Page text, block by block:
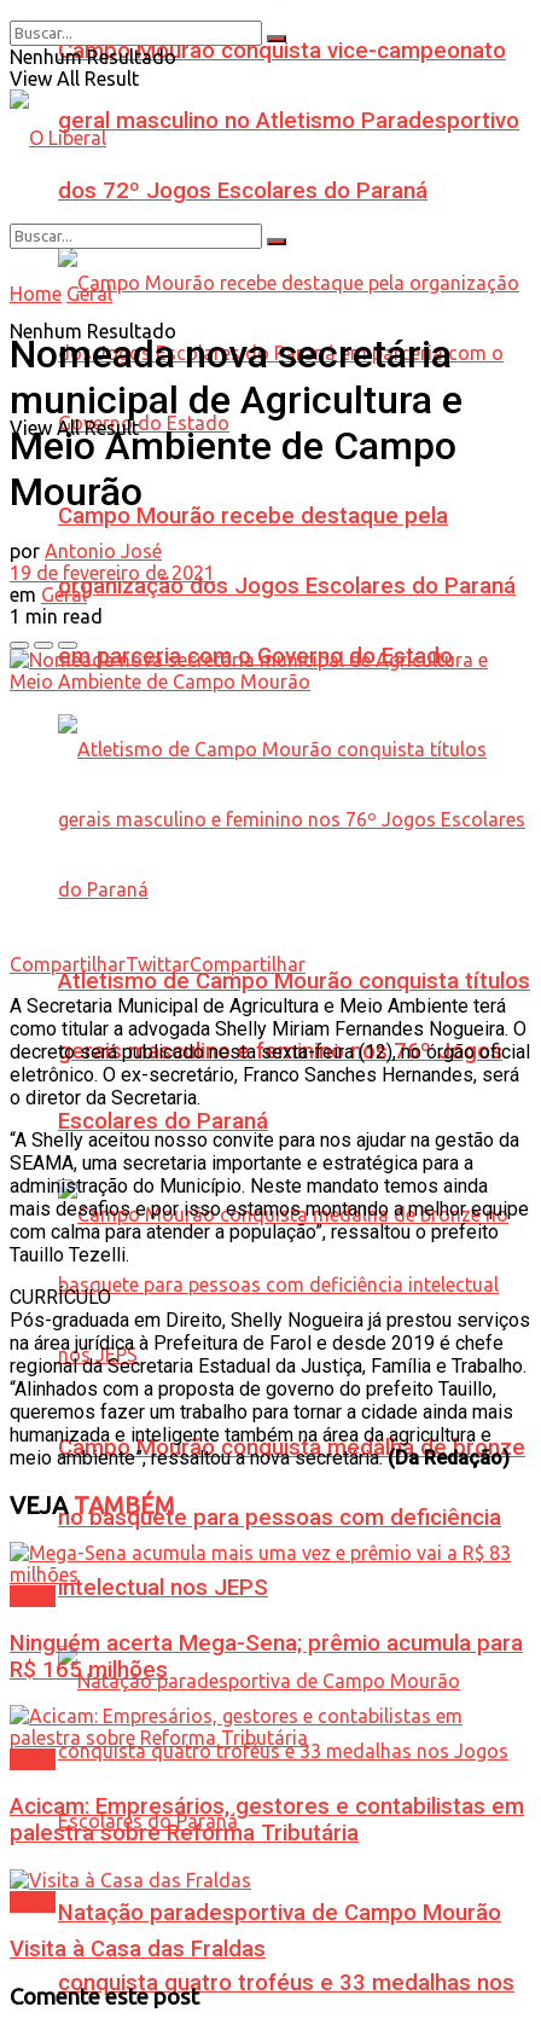
Campo Mourão conquista vice-campeonato
geral masculino no Atletismo Paradesportivo
dos 72º Jogos Escolares do Paraná
Campo Mourão recebe destaque pela
organização dos Jogos Escolares do Paraná
em parceria com o Governo do Estado
Atletismo de Campo Mourão conquista títulos
gerais masculino e feminino nos 76º Jogos
Escolares do Paraná
Campo Mourão conquista medalha de bronze
no basquete para pessoas com deficiência
intelectual nos JEPS
Natação paradesportiva de Campo Mourão
conquista quatro troféus e 33 medalhas nos
Nenhum Resultado
View All Result
Nenhum Resultado
View All Result
Home Geral
Nomeada nova secretária
municipal de Agricultura e
Meio Ambiente de Campo
Mourão
por Antonio José
19 de fevereiro de 2021
em Geral
1 min read
CompartilharTwittarCompartilhar
A Secretaria Municipal de Agricultura e Meio Ambiente terá
como titular a advogada Shelly Miriam Fernandes Nogueira. O
decreto será publicado nesta sexta-feira (12), no órgão oficial
eletrônico. O ex-secretário, Franco Sanches Hernandes, será
o diretor da Secretaria.
“A Shelly aceitou nosso convite para nos ajudar na gestão da
SEAMA, uma secretaria importante e estratégica para a
administração do Município. Neste mandato temos ainda
mais desafios e por isso estamos montando a melhor equipe
com calma para atender a população”, ressaltou o prefeito
Tauillo Tezelli.
CURRÍCULO
Pós-graduada em Direito, Shelly Nogueira já prestou serviços
na área jurídica à Prefeitura de Farol e desde 2019 é chefe
regional da Secretaria Estadual da Justiça, Família e Trabalho.
“Alinhados com a proposta de governo do prefeito Tauillo,
queremos fazer um trabalho para tornar a cidade ainda mais
humanizada e inteligente também na área da agricultura e
meio ambiente”, ressaltou a nova secretária.(Da Redação)
VEJATAMBÉM
Ninguém acerta Mega-Sena; prêmio acumula para
R$ 165 milhões
Acicam: Empresários, gestores e contabilistas em
palestra sobre Reforma Tributária
Visita à Casa das Fraldas
Comente este post